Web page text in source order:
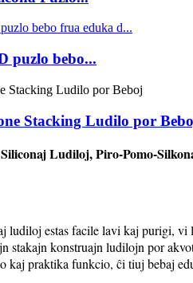
puzlo bebo...
Stacking Ludilo por
Ludiloj, Piro-Pomo-
ludiloj estas facile lavi kaj purigi,
stakajn konstruajn ludilojn por
kaj praktika funkcio, ĉi tiuj bebaj